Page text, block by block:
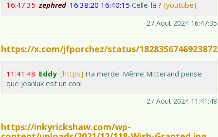
16:47:35 zephred 16:38:20 16:40:15 Celle-là ? [youtube]
27 Aout 2024 16:47:35
https://x.com/jfporchez/status/
11:41:48 Eddy [https] Ha merde. Même Mitterand pense
que jeanluk est un con!
27 Aout 2024 11:41:48
https://inkyrickshaw.com/wp-